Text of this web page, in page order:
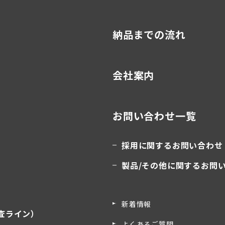
イン）
納品までの流れ
会社案内
お問い合わせ一覧
採用に関するお問い合わせ
製品/その他に関するお問
新着情報